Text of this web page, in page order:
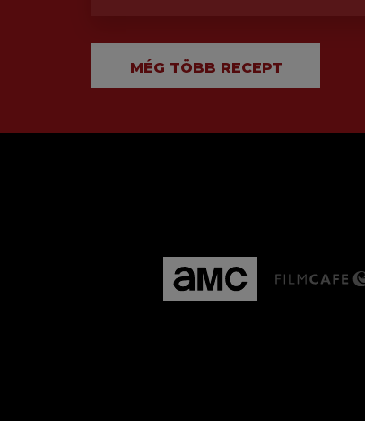
MÉG TÖBB RECEPT